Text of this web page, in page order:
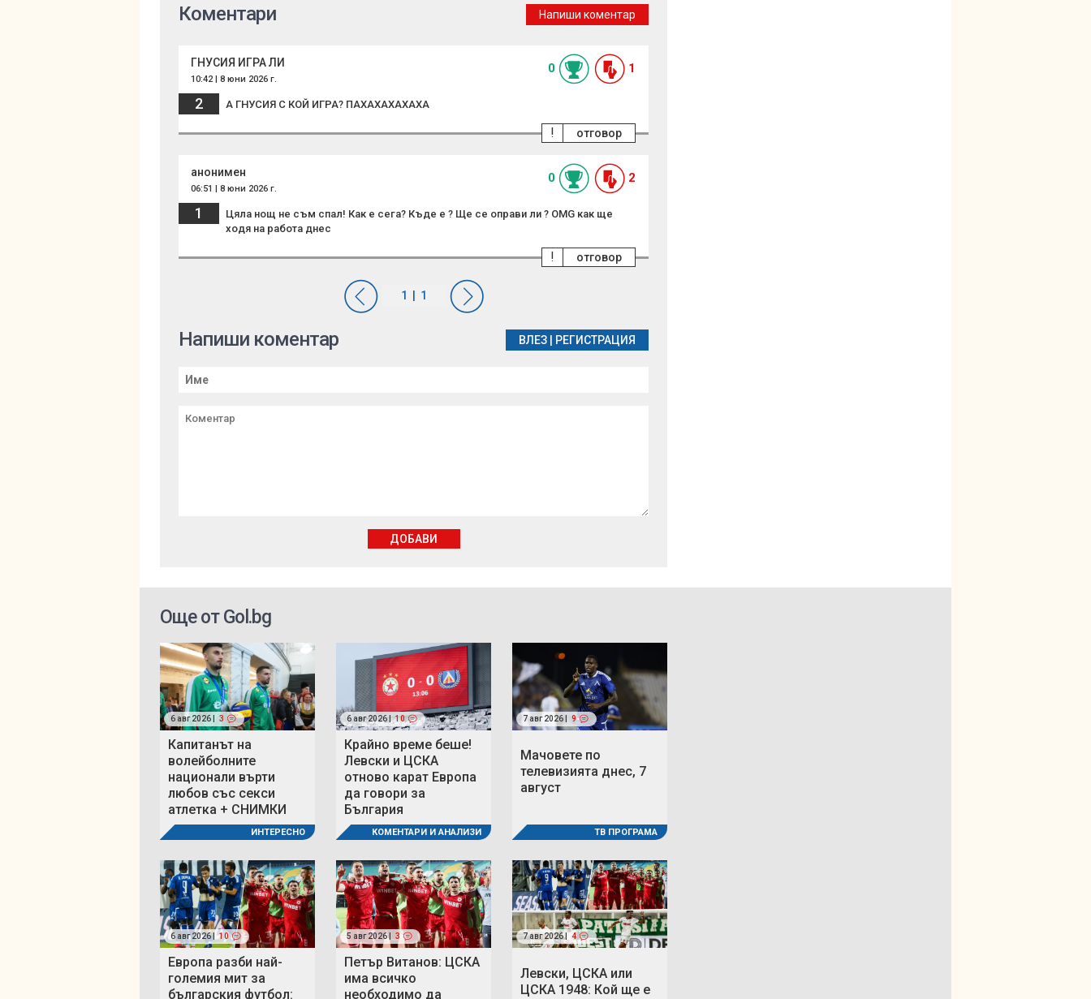
Коментари Напиши коментар
ГНУСИЯ ИГРА ЛИ
10:42 | 8 юни 2026 г.
0 1
2 А ГНУСИЯ С КОЙ ИГРА? ПАХАХАХАХАХА
отговор
!
анонимен
06:51 | 8 юни 2026 г.
0 2
1
Цяла нощ не съм спал! Как е сега? Къде е ? Ще се оправи ли ? OMG как ще
ходя на работа днес
отговор
!
Напиши коментар ВЛЕЗ РЕГИСТРАЦИЯ
ДОБАВИ
Още от Gol.bg
6 авг 2026 | 3
Капитанът на
волейболните
национали върти
любов със секси
атлетка + СНИМКИ
ИНТЕРЕСНО
6 авг 2026 | 10
Крайно време беше!
Левски и ЦСКА
отново карат Европа
да говори за
България
КОМЕНТАРИ И АНАЛИЗИ
7 авг 2026 | 9
Мачовете по
телевизията днес, 7
август
ТВ ПРОГРАМА
6 авг 2026 | 10
Европа разби най-
големия мит за
българския футбол:
5 авг 2026 | 3
Петър Витанов: ЦСКА
има всичко
необходимо да
7 авг 2026 | 4
Левски, ЦСКА или
ЦСКА 1948: Кой ще е